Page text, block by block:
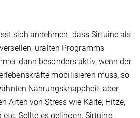
sich annehmen, dass Sirtuine als
uralten Programms
dann besonders aktiv, wenn der
mobilisieren muss, so
Nahrungsknappheit, aber
Arten von Stress wie Kälte, Hitze,
Sollte es gelingen, Sirtuine